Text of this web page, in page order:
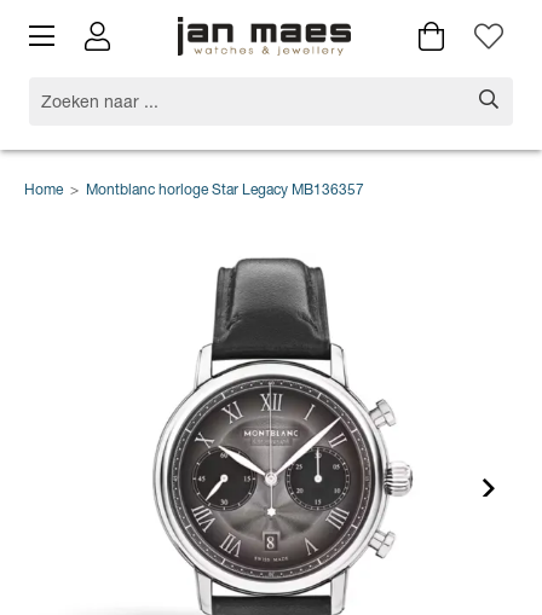
Home > Montblanc horloge Star Legacy MB136357